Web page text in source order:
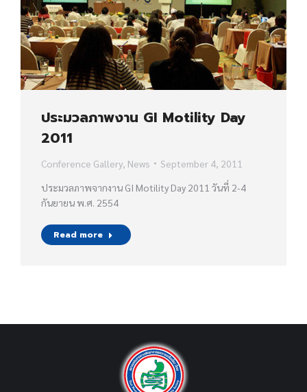
ประมวลภาพงาน GI Motility Day
2011
Conference Gallery, News
September 4, 2011
ประมวลภาพจากงาน GI Motility Day 2011 วันที่ 2-4
กันยายน พ.ศ. 2554
Read more